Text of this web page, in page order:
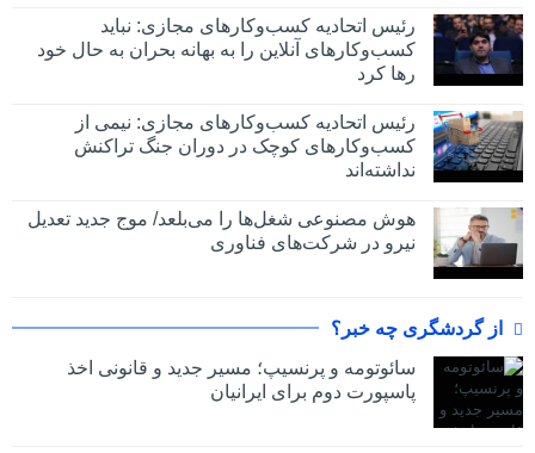
رئیس اتحادیه کسب‌وکارهای مجازی: نباید
کسب‌وکارهای آنلاین را به بهانه بحران به حال خود
رها کرد
رئیس اتحادیه کسب‌وکارهای مجازی: نیمی از
کسب‌وکارهای کوچک در دوران جنگ‌ تراکنش
نداشته‌اند
هوش مصنوعی شغل‌ها را می‌بلعد/ موج جدید تعدیل
نیرو در شرکت‌های فناوری
از گردشگری چه خبر؟
سائوتومه و پرنسیپ؛ مسیر جدید و قانونی اخذ
پاسپورت دوم برای ایرانیان